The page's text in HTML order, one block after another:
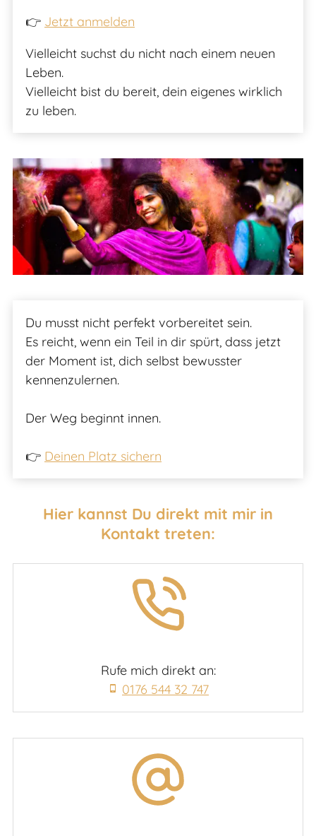
👉 Jetzt anmelden
Vielleicht suchst du nicht nach einem neuen
Leben.
Vielleicht bist du bereit, dein eigenes wirklich
zu leben.
Du musst nicht perfekt vorbereitet sein.
Es reicht, wenn ein Teil in dir spürt, dass jetzt
der Moment ist, dich selbst bewusster
kennenzulernen.
Der Weg beginnt innen.
👉 Deinen Platz sichern
Hier kannst Du direkt mit mir in
Kontakt treten:
Rufe mich direkt an:
0176 544 32 747